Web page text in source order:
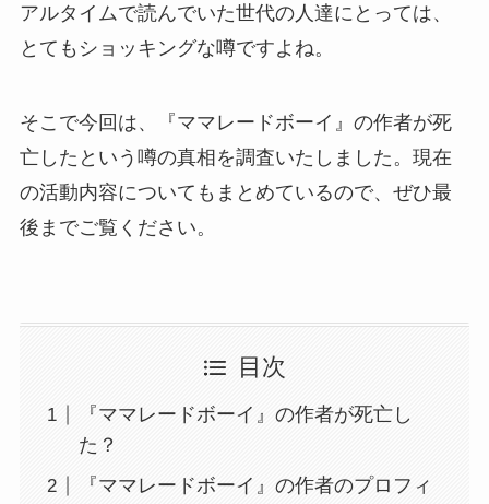
アルタイムで読んでいた世代の人達にとっては、
とてもショッキングな噂ですよね。
そこで今回は、『ママレードボーイ』の作者が死
亡したという噂の真相を調査いたしました。現在
の活動内容についてもまとめているので、ぜひ最
後までご覧ください。
目次
『ママレードボーイ』の作者が死亡し
た？
『ママレードボーイ』の作者のプロフィ